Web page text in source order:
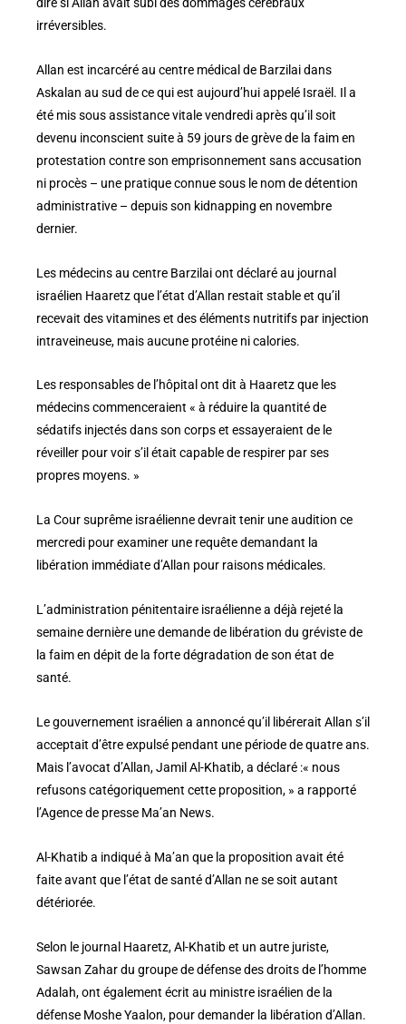
irréversibles.
Allan est incarcéré au centre médical de Barzilai dans
Askalan au sud de ce qui est aujourd’hui appelé Israël. Il a
été mis sous assistance vitale vendredi après qu’il soit
devenu inconscient suite à 59 jours de grève de la faim en
protestation contre son emprisonnement sans accusation
ni procès – une pratique connue sous le nom de détention
administrative – depuis son kidnapping en novembre
dernier.
Les médecins au centre Barzilai ont déclaré au journal
israélien Haaretz que l’état d’Allan restait stable et qu’il
recevait des vitamines et des éléments nutritifs par injection
intraveineuse, mais aucune protéine ni calories.
Les responsables de l’hôpital ont dit à Haaretz que les
médecins commenceraient « à réduire la quantité de
sédatifs injectés dans son corps et essayeraient de le
réveiller pour voir s’il était capable de respirer par ses
propres moyens. »
La Cour suprême israélienne devrait tenir une audition ce
mercredi pour examiner une requête demandant la
libération immédiate d’Allan pour raisons médicales.
L’administration pénitentaire israélienne a déjà rejeté la
semaine dernière une demande de libération du gréviste de
la faim en dépit de la forte dégradation de son état de
santé.
Le gouvernement israélien a annoncé qu’il libérerait Allan s’il
acceptait d’être expulsé pendant une période de quatre ans.
Mais l’avocat d’Allan, Jamil Al-Khatib, a déclaré :« nous
refusons catégoriquement cette proposition, » a rapporté
l’Agence de presse Ma’an News.
Al-Khatib a indiqué à Ma’an que la proposition avait été
faite avant que l’état de santé d’Allan ne se soit autant
détériorée.
Selon le journal Haaretz, Al-Khatib et un autre juriste,
Sawsan Zahar du groupe de défense des droits de l’homme
Adalah, ont également écrit au ministre israélien de la
défense Moshe Yaalon, pour demander la libération d’Allan.